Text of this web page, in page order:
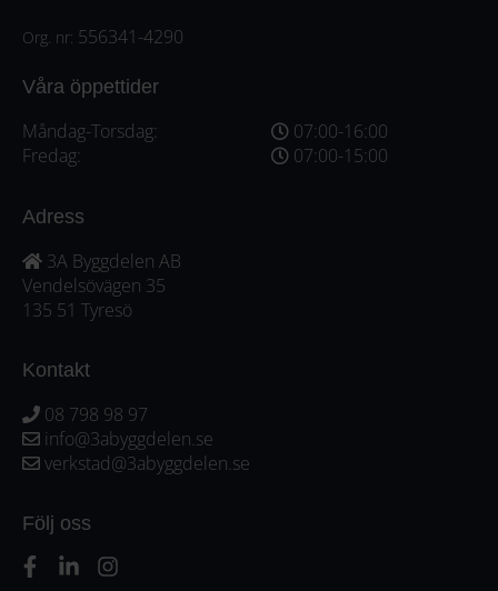
Org. nr: 556341-4290
Våra öppettider
Måndag-Torsdag:
Fredag:
07:00-16:00
07:00-15:00
Adress
3A Byggdelen AB
Vendelsövägen 35
135 51 Tyresö
Kontakt
08 798 98 97
info@3abyggdelen.se
verkstad@3abyggdelen.se
Följ oss